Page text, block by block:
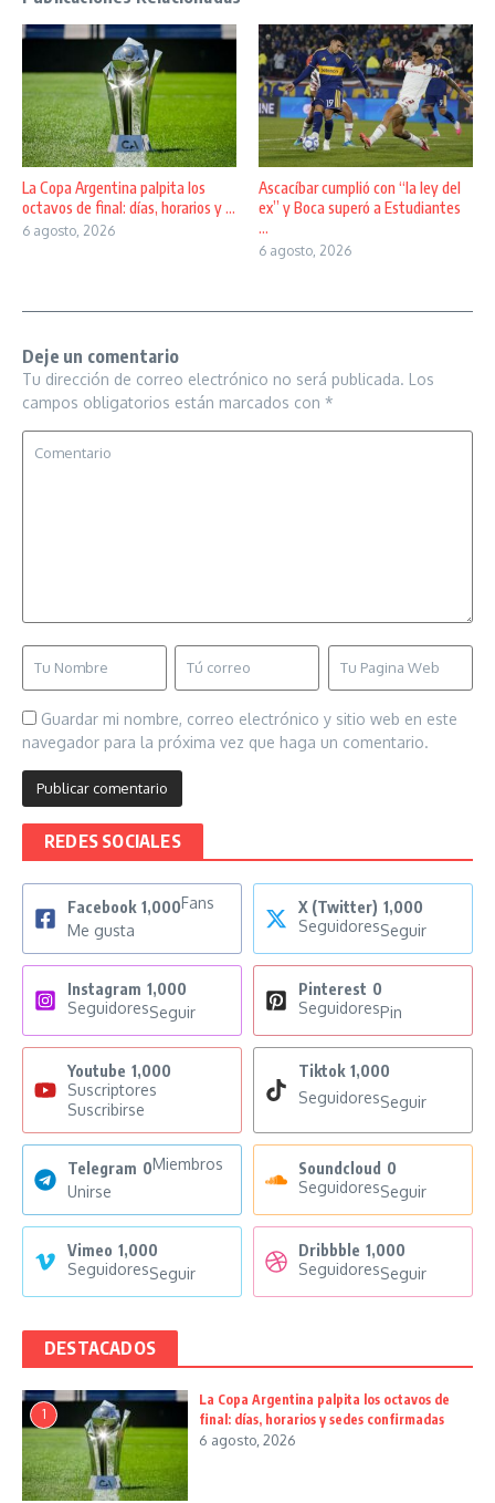
La Copa Argentina palpita los
octavos de final: días, horarios y ...
6 agosto, 2026
Ascacíbar cumplió con “la ley del
ex” y Boca superó a Estudiantes
...
6 agosto, 2026
Deje un comentario
Tu dirección de correo electrónico no será publicada. Los
campos obligatorios están marcados con *
Guardar mi nombre, correo electrónico y sitio web en este
navegador para la próxima vez que haga un comentario.
REDES SOCIALES
Facebook 1,000Fans
Me gusta
X (Twitter) 1,000
SeguidoresSeguir
Instagram 1,000
SeguidoresSeguir
Pinterest 0
SeguidoresPin
Youtube 1,000
Suscriptores
Suscribirse
Tiktok 1,000
SeguidoresSeguir
Telegram 0Miembros
Unirse
Soundcloud 0
SeguidoresSeguir
Vimeo 1,000
SeguidoresSeguir
Dribbble 1,000
SeguidoresSeguir
DESTACADOS
1
La Copa Argentina palpita los octavos de
final: días, horarios y sedes confirmadas
6 agosto, 2026